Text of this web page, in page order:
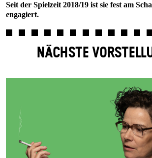
Seit der Spielzeit 2018/19 ist sie fest am
engagiert.
NÄCHSTE